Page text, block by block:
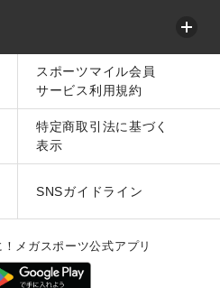
スポーツマイル会員
サービス利用規約
特定商取引法に基づく
表示
SNSガイドライン
メガスポーツ公式アプリ